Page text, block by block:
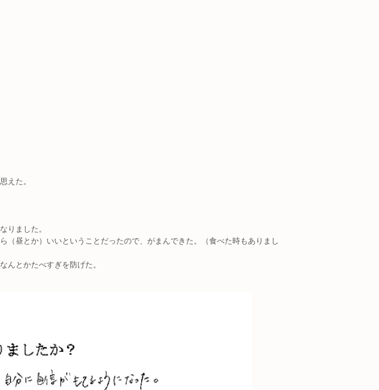
えた。
りました。
昼とか）いいということだったので、がまんできた。（食べた時もありまし
んとかたべすぎを防げた。